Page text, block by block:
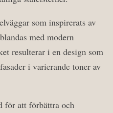
som inspirerats av
med modern
resulterar i en design som
i varierande toner av
för att förbättra och